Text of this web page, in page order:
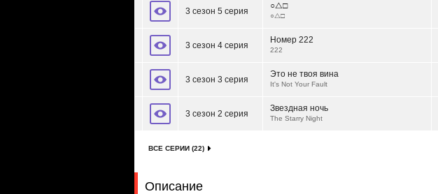
3 сезон 5 серия
○△□
○△□
3 сезон 4 серия
Номер 222
222
3 сезон 3 серия
Это не твоя вина
It's Not Your Fault
3 сезон 2 серия
Звездная ночь
The Starry Night
ВСЕ СЕРИИ (22)
Описание